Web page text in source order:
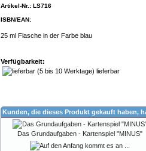
Artikel-Nr.: LS716
ISBN/EAN:
25 ml Flasche in der Farbe blau
Verfügbarkeit:
lieferbar
Kunden, die dieses Produkt gekauft haben,
Das Grundaufgaben - Kartenspiel "MINUS"